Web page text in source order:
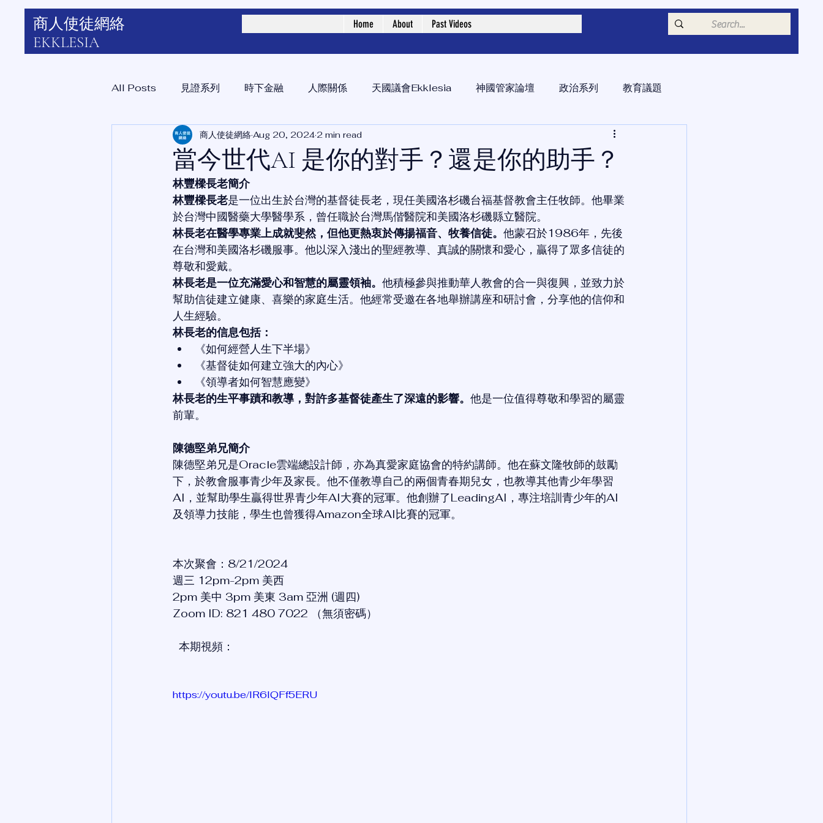
商人使徒網絡
EKKLESIA
Home About Past Videos
All Posts 見證系列 時下金融 人際關係 天國議會Ekklesia 神國管家論壇 政治系列 教育議題
藝術領域 宣教與培育
當今世代AI 是你的對手？還是你的助手？
商人使徒網絡Aug 20, 2024 2 min read
林豐樑長老簡介
林豐樑長老是一位出生於台灣的基督徒長老，現任美國洛杉磯台福基督教會主任牧師。他畢業
於台灣中國醫藥大學醫學系，曾任職於台灣馬偕醫院和美國洛杉磯縣立醫院。
林長老在醫學專業上成就斐然，但他更熱衷於傳揚福音、牧養信徒。 他蒙召於1986年，先後
在台灣和美國洛杉磯服事。他以深入淺出的聖經教導、真誠的關懷和愛心，贏得了眾多信徒的
尊敬和愛戴。
林長老是一位充滿愛心和智慧的屬靈領袖。 他積極參與推動華人教會的合一與復興，並致力於
幫助信徒建立健康、喜樂的家庭生活。他經常受邀在各地舉辦講座和研討會，分享他的信仰和
人生經驗。
林長老的信息包括：
《如何經營人生下半場》
《基督徒如何建立強大的內心》
《領導者如何智慧應變》
林長老的生平事蹟和教導，對許多基督徒產生了深遠的影響。 他是一位值得尊敬和學習的屬靈
前輩。
陳德堅弟兄簡介
陳德堅弟兄是Oracle雲端總設計師，亦為真愛家庭協會的特約講師。他在蘇文隆牧師的鼓勵
下，於教會服事青少年及家長。他不僅教導自己的兩個青春期兒女，也教導其他青少年學習
AI，並幫助學生贏得世界青少年AI大賽的冠軍。他創辦了LeadingAI，專注培訓青少年的AI
及領導力技能，學生也曾獲得Amazon全球AI比賽的冠軍。
本次聚會：8/21/2024
週三 12pm-2pm 美西
2pm 美中 3pm 美東 3am 亞洲 (週四)
Zoom ID: 821 480 7022 （無須密碼）
  本期視頻：
https://youtu.be/lR6IQFf5ERU